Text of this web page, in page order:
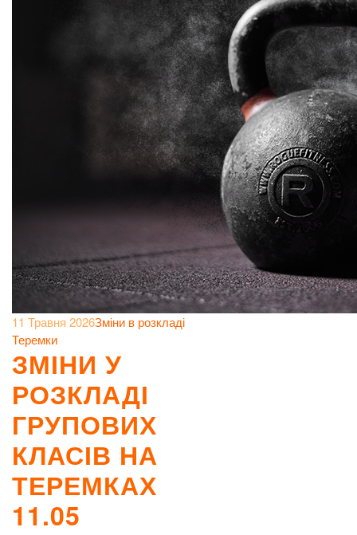
11 Травня 2026Зміни в розкладі
Теремки
ЗМІНИ У
РОЗКЛАДІ
ГРУПОВИХ
КЛАСІВ НА
ТЕРЕМКАХ
11.05